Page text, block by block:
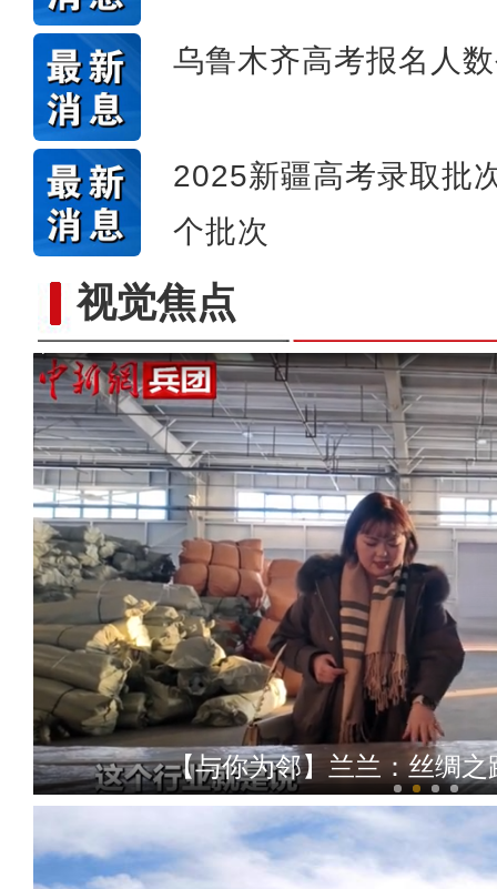
乌鲁木齐高考报名人
2025新疆高考录取批
个批次
视觉焦点龙舟赛事启幕 架起兵地
【与你为邻】兰兰：丝绸之